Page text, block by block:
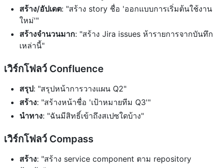
สร้าง/อัปเดต: "สร้าง story ชื่อ 'ออกแบบการเริ่มต้นใช้งาน
ใหม่'"
สร้างจำนวนมาก: "สร้าง Jira issues ห้ารายการจากบันทึก
เหล่านี้"
เวิร์กโฟลว์ Confluence
สรุป: "สรุปหน้าการวางแผน Q2"
สร้าง: "สร้างหน้าชื่อ 'เป้าหมายทีม Q3'"
นำทาง: "ฉันมีสิทธิ์เข้าถึงสเปซใดบ้าง"
เวิร์กโฟลว์ Compass
สร้าง: "สร้าง service component ตาม repository